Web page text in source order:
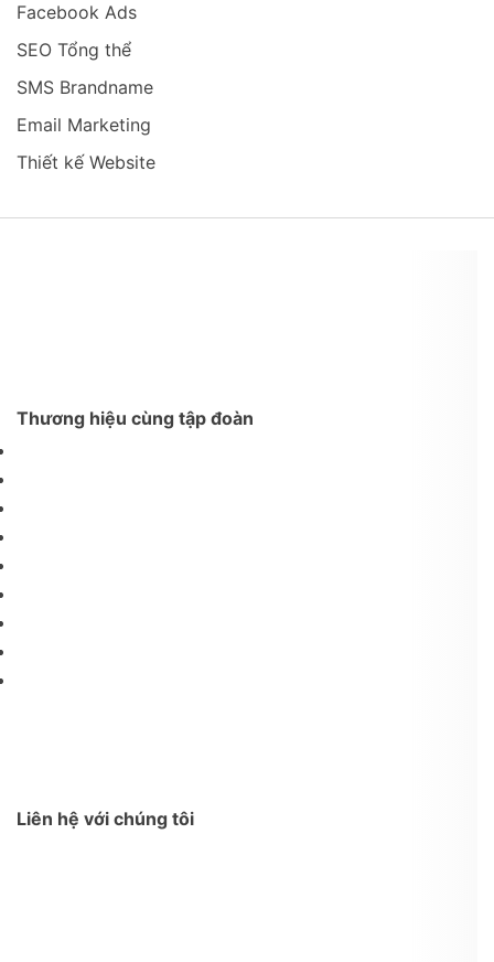
Facebook Ads
SEO Tổng thể
SMS Brandname
Email Marketing
Thiết kế Website
Thương hiệu cùng tập đoàn
Liên hệ với chúng tôi